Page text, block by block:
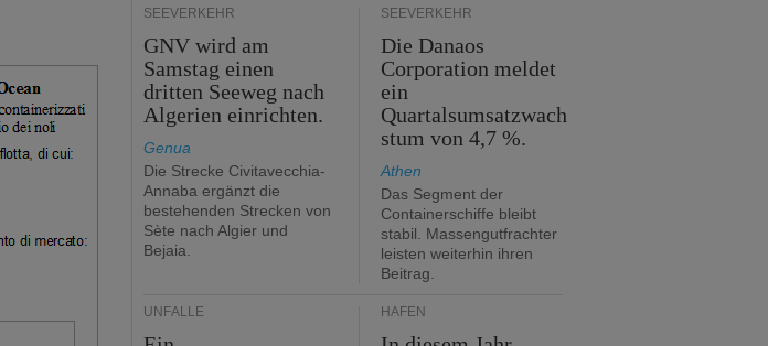
SEEVERKEHR
GNV wird am
Samstag einen
dritten Seeweg nach
Algerien einrichten.
Genua
Die Strecke Civitavecchia-
Annaba ergänzt die
bestehenden Strecken von
Sète nach Algier und
Bejaia.
SEEVERKEHR
Die Danaos
Corporation meldet
ein
Quartalsumsatzwach
stum von 4,7 %.
Athen
Das Segment der
Containerschiffe bleibt
stabil. Massengutfrachter
leisten weiterhin ihren
Beitrag.
UNFÄLLE HÄFEN